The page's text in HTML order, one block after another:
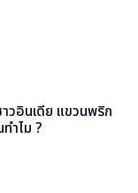
วอินเดีย แขวนพริก
ำไม ?